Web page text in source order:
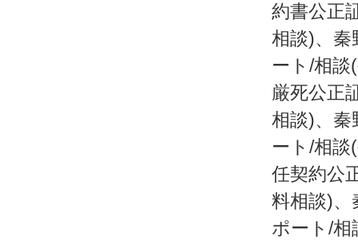
約書公正
相談)、秦
ート/相談
厳死公正
相談)、秦
ート/相談
任契約公
料相談)、
ポート/相